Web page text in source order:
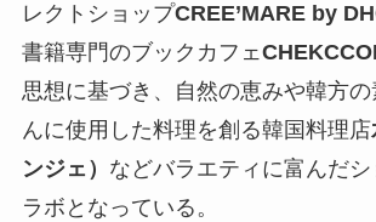
レクトショップCREE’MARE by
書籍専門のブックカフェ
思想に基づき、自然の恵みや韓方
んに使用した料理を創る韓国料理店
ンジェ） などバラエティに富んだ
ラボとなっている。